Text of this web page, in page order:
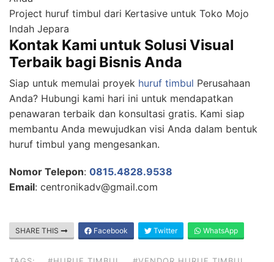
Project huruf timbul dari Kertasive untuk Toko Mojo
Indah Jepara
Kontak Kami untuk Solusi Visual
Terbaik bagi Bisnis Anda
Siap untuk memulai proyek huruf timbul Perusahaan
Anda? Hubungi kami hari ini untuk mendapatkan
penawaran terbaik dan konsultasi gratis. Kami siap
membantu Anda mewujudkan visi Anda dalam bentuk
huruf timbul yang mengesankan.
Nomor Telepon: 0815.4828.9538
Email: centronikadv@gmail.com
SHARE THIS Facebook Twitter WhatsApp